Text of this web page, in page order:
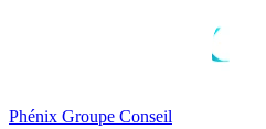
Phénix Groupe Conseil